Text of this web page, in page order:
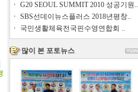
G20 SEOUL SUMMIT 2010 성공기원..
SBS선데이뉴스플러스 2018년평창..
국민생활체육전국핀수영연합회 ..
많이 본 포토뉴스